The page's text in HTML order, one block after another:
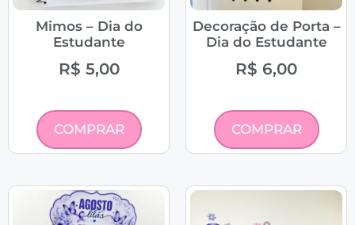
Mimos – Dia do
Estudante
R$ 5,00
COMPRAR
Decoração de Porta –
Dia do Estudante
R$ 6,00
COMPRAR